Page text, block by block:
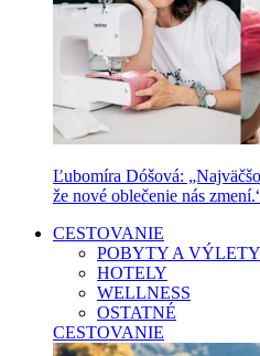
Ľubomíra Dóšová:
že nové oblečenie nás
CESTOVANIE
POBYTY A VÝLETY
HOTELY
WELLNESS
OSTATNÉ
CESTOVANIE